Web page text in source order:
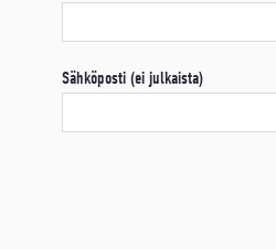
Sähköposti (ei julkaista)